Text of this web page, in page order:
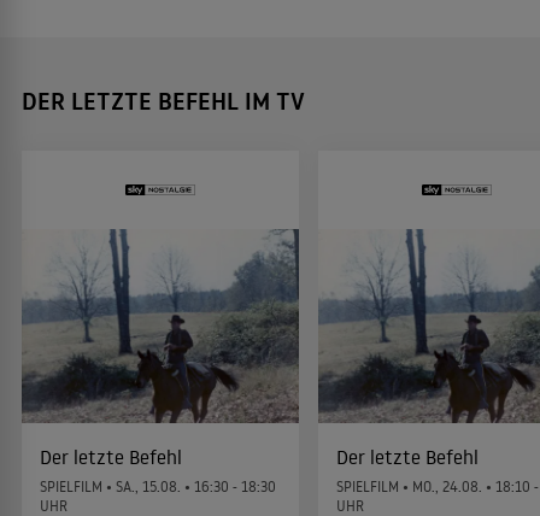
DER LETZTE BEFEHL IM TV
Der letzte Befehl
SPIELFILM • SA., 15.08. • 16:30 - 18:30
UHR
Der letzte Befehl
SPIELFILM • MO., 24.08. • 18:10
UHR